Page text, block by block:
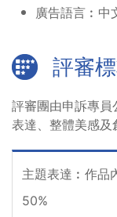
廣告語言︰中
評審
評審團由申訴專員
表達、整體美感及
主題表達︰作品
50%